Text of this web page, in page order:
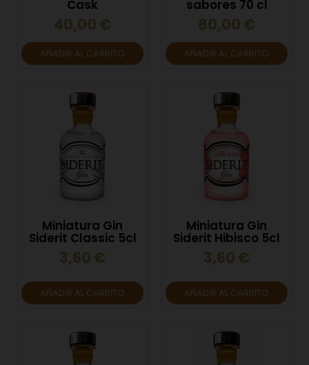
Cask
40,00 €
AÑADIR AL CARRITO
sabores 70 cl
80,00 €
AÑADIR AL CARRITO
Miniatura Gin
Siderit Classic 5cl
3,60 €
AÑADIR AL CARRITO
Miniatura Gin
Siderit Hibisco 5cl
3,60 €
AÑADIR AL CARRITO